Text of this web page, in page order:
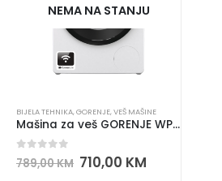
NEMA NA STANJU
BIJELA TEHNIKA,GORENJE,VEŠ MAŠINE
Mašina za veš GORENJE WPNEI72SA1S WIFI
out of 5
789,00KM 710,00 KM